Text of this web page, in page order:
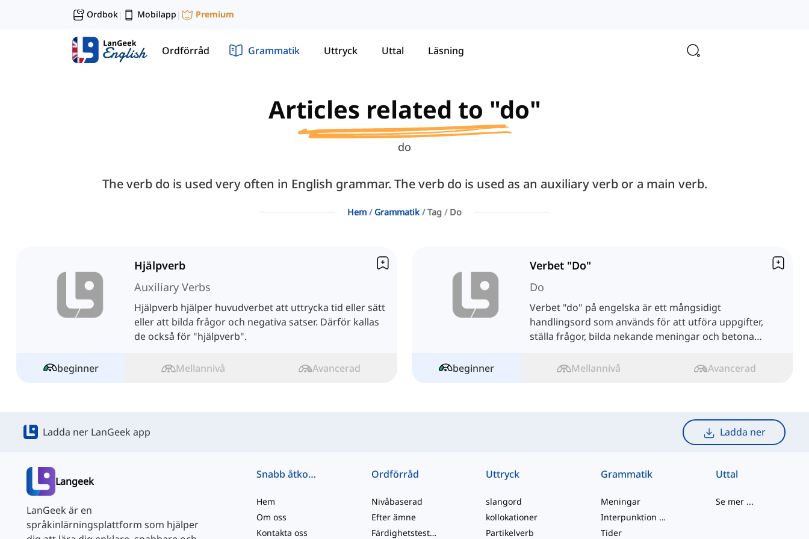
Ordbok| Mobilapp | Premium
Ordförråd Grammatik Uttryck Uttal Läsning
Articles related to "do"
do
The verb do is used very often in English grammar. The verb do is used as an auxiliary verb or a main verb.
Hem Grammatik Tag Do
Hjälpverb
Auxiliary Verbs
Hjälpverb hjälper huvudverbet att uttrycka tid eller sätt
eller att bilda frågor och negativa satser. Därför kallas
de också för "hjälpverb".
beginner Mellannivå Avancerad
Verbet "Do"
Do
Verbet "do" på engelska är ett mångsidigt
handlingsord som används för att utföra uppgifter,
ställa frågor, bilda nekande meningar och betona
beginner
Mellannivå Avancerad
Ladda ner LanGeek app Ladda ner
Langeek
LanGeek är en
språkinlärningsplattform som hjälper
Snabb åtkomst
Hem
Om oss
Kontakta oss
Ordförråd
Nivåbaserad
Efter ämne
Färdighetstester
Uttryck
slangord
kollokationer
Partikelverb
Grammatik
Meningar
Interpunktion och Stavning
Tider
Uttal
Se mer ...